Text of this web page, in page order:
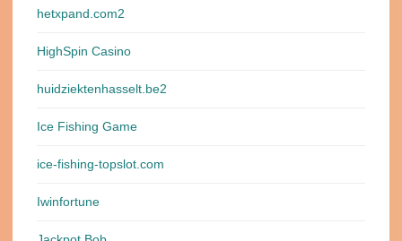
hetxpand.com2
HighSpin Casino
huidziektenhasselt.be2
Ice Fishing Game
ice-fishing-topslot.com
Iwinfortune